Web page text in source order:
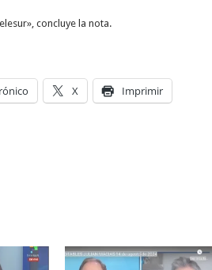
concluye la nota.
X Imprimir